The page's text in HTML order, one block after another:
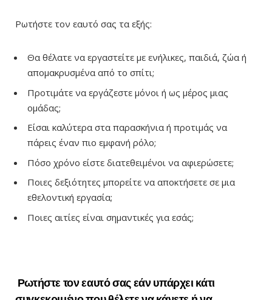
Ρωτήστε τον εαυτό σας τα εξής:
Θα θέλατε να εργαστείτε με ενήλικες, παιδιά, ζώα ή
απομακρυσμένα από το σπίτι;
Προτιμάτε να εργάζεστε μόνοι ή ως μέρος μιας
ομάδας;
Είσαι καλύτερα στα παρασκήνια ή προτιμάς να
πάρεις έναν πιο εμφανή ρόλο;
Πόσο χρόνο είστε διατεθειμένοι να αφιερώσετε;
Ποιες δεξιότητες μπορείτε να αποκτήσετε σε μια
εθελοντική εργασία;
Ποιες αιτίες είναι σημαντικές για εσάς;
Ρωτήστε τον εαυτό σας εάν υπάρχει κάτι